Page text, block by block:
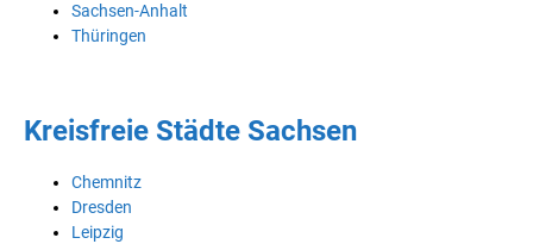
Sachsen-Anhalt
Thüringen
Kreisfreie Städte Sachsen
Chemnitz
Dresden
Leipzig